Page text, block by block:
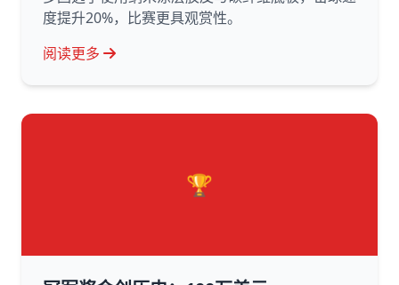
度提升20%，比赛更具观赏性。
阅读更多
🏆